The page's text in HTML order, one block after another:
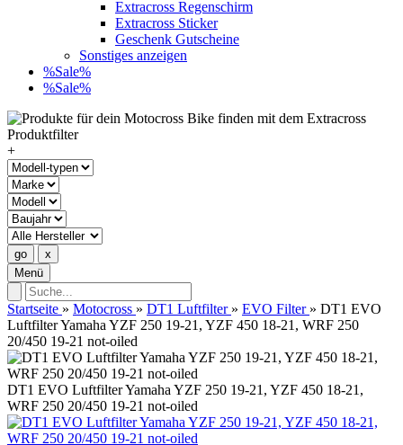
Extracross Regenschirm
Extracross Sticker
Geschenk Gutscheine
Sonstiges anzeigen
%Sale%
%Sale%
+
Menü
Startseite » Motocross » DT1 Luftfilter » EVO Filter » DT1 EVO
Luftfilter Yamaha YZF 250 19-21, YZF 450 18-21, WRF 250
20/450 19-21 not-oiled
DT1 EVO Luftfilter Yamaha YZF 250 19-21, YZF 450 18-21,
WRF 250 20/450 19-21 not-oiled